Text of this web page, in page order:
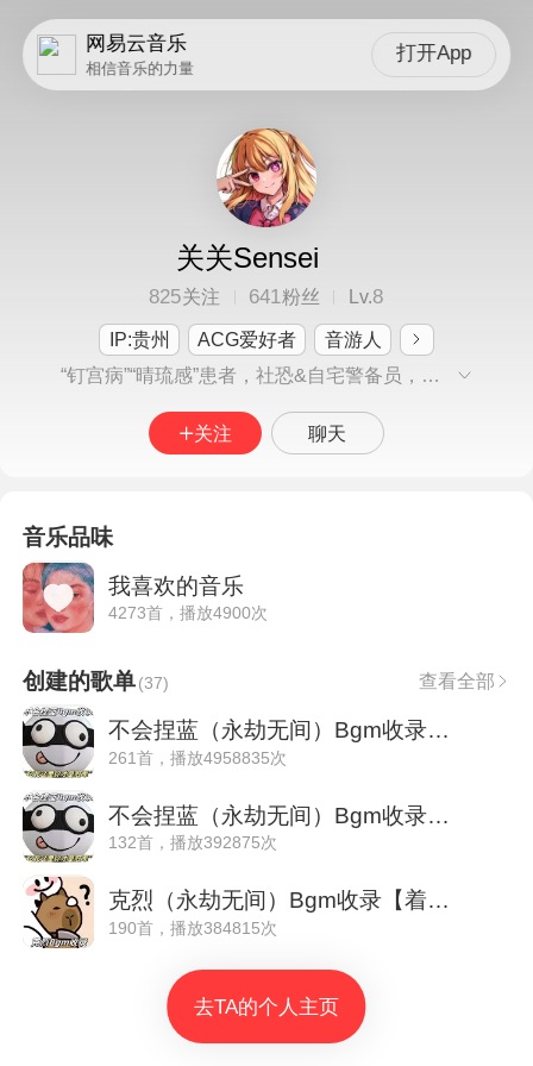
网易云音乐
相信音乐的力量
打开App
关关Sensei
825关注 641粉丝 Lv.8
IP:贵州 ACG爱好者
音游人
“钉宫病”“晴琉感”患者，社恐&自宅警备员，欢迎互关（花丸家字幕组，怠惰字幕组剪辑，视频剪辑博主，各平台同名）
关注 聊天
音乐品味
我喜欢的音乐
4273首，播放4900次
创建的歌单(37) 查看全部
不会捏蓝（永劫无间）Bgm收录【起飞版】
261首，播放4958835次
不会捏蓝（永劫无间）Bgm收录【超甜版】
132首，播放392875次
克烈（永劫无间）Bgm收录【着魔版】
190首，播放384815次
去TA的个人主页